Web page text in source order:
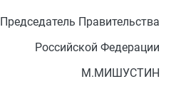
Председатель Правительства
Российской Федерации
М.МИШУСТИН